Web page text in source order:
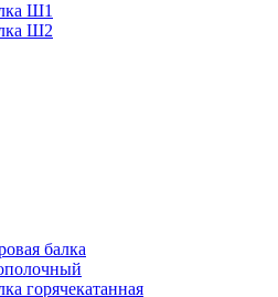
Ш1
Ш2
балка
горячекатанная